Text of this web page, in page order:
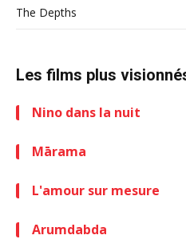
The Depths
Les films plus
Nino dans la nuit
Mārama
L'amour sur mesure
Arumdabda